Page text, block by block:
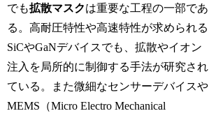
でも拡散マスクは重要な工程の一部であ
る。高耐圧特性や高速特性が求められる
SiCやGaNデバイスでも、拡散やイオン
注入を局所的に制御する手法が研究され
ている。また微細なセンサーデバイスや
MEMS（Micro Electro Mechanical